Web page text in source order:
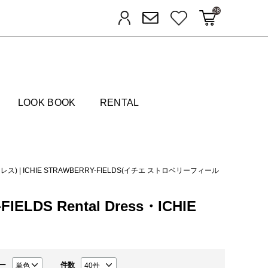
ログイン メルマガ登録お気に入りカートに入れる
28
LOOK BOOK RENTAL
ス)
ICHIE STRAWBERRY-FIELDS(イチエ ストロベリーフィール
Rental Dress・ICHIE
件数